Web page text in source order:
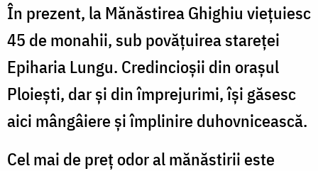
În prezent, la Mănăstirea Ghighiu vieţuiesc
45 de monahii, sub povăţuirea stareţei
Epiharia Lungu. Credincioşii din oraşul
Ploieşti, dar şi din împrejurimi, îşi găsesc
aici mângâiere şi împlinire duhovnicească.
Cel mai de preţ odor al mănăstirii este